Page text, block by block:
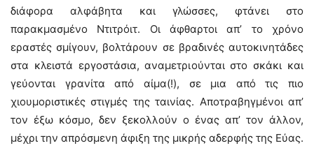
διάφορα αλφάβητα και γλώσσες, φτάνει στο
παρακμασμένο Ντιτρόιτ. Οι άφθαρτοι απ’ το χρόνο
εραστές σμίγουν, βολτάρουν σε βραδινές αυτοκινητάδες
στα κλειστά εργοστάσια, αναμετριούνται στο σκάκι και
γεύονται γρανίτα από αίμα(!), σε μια από τις πιο
χιουμοριστικές στιγμές της ταινίας. Αποτραβηγμένοι απ’
τον έξω κόσμο, δεν ξεκολλούν ο ένας απ’ τον άλλον,
μέχρι την απρόσμενη άφιξη της μικρής αδερφής της Εύας.